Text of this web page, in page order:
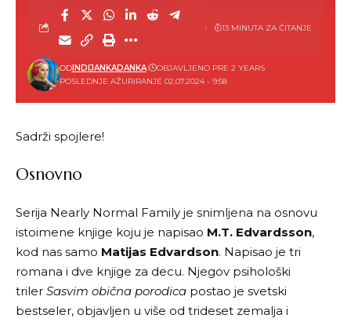
POSLEDNJE AŽURIRANJE 02.07.2024 - 9:58
ODINDIJANKADANKA OBJAVLJENO PRE 2 YEARS
13 MINUTA ZA ČITANJE
Sadrži spojlere!
Osnovno
Serija Nearly Normal Family je snimljena na osnovu
istoimene knjige koju je napisao M.T. Edvardsson,
kod nas samo Matijas Edvardson. Napisao je tri
romana i dve knjige za decu. Njegov psihološki
triler Sasvim obična porodica postao je svetski
bestseler, objavljen u više od trideset zemalja i